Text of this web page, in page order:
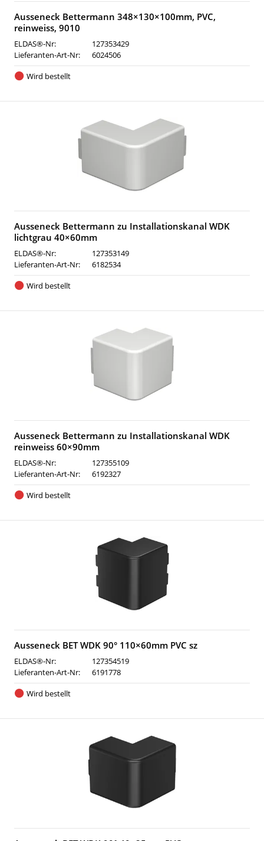
Ausseneck Bettermann 348×130×100mm, PVC,
reinweiss, 9010
ELDAS®-Nr:
127353429
Lieferanten-Art-Nr:
6024506
Wird bestellt
Ausseneck Bettermann zu Installationskanal WDK
lichtgrau 40×60mm
ELDAS®-Nr:
127353149
Lieferanten-Art-Nr:
6182534
Wird bestellt
Ausseneck Bettermann zu Installationskanal WDK
reinweiss 60×90mm
ELDAS®-Nr:
127355109
Lieferanten-Art-Nr:
6192327
Wird bestellt
Ausseneck BET WDK 90° 110×60mm PVC sz
ELDAS®-Nr:
127354519
Lieferanten-Art-Nr:
6191778
Wird bestellt